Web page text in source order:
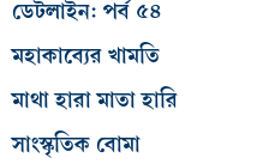
ডেটলাইন: পর্ব ৫৪
মহাকাব্যের খামতি
মাথা হারা মাতা হারি
সাংস্কৃতিক বোমা